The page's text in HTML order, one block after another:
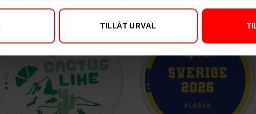
TILLÅT URVAL